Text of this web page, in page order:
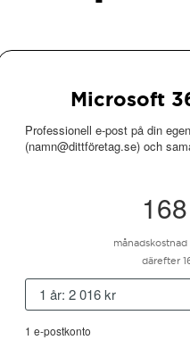
Microsoft
Professionell e-post på din
(namn@dittföretag.se) och
därefter
1 år: 2 016 kr
1 e-postkonto